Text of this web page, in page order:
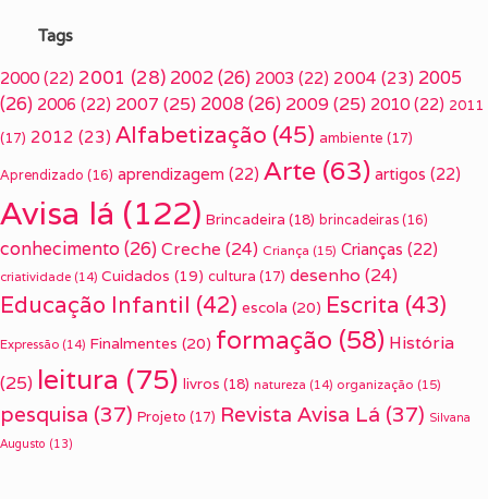
Tags
2000 (22) 2001 (28) 2002(26) 2003 (22) 2004 (23) 2005
(26) 2006 (22) 2007 (25) 2008(26) 2009(25) 2010 (22) 2011
(17) 2012 (23) Alfabetização (45) ambiente (17)
Aprendizado (16) aprendizagem (22) Arte (63) artigos (22)
Avisa lá (122) Brincadeira (18) brincadeiras (16)
conhecimento(26) Creche (24) Criança (15) Crianças (22)
criatividade (14) Cuidados (19) cultura (17) desenho (24)
Educação Infantil (42) escola (20) Escrita (43)
Expressão (14) Finalmentes (20) formação (58) História
(25) leitura (75) livros (18) natureza (14) organização (15)
pesquisa (37) Projeto (17) Revista Avisa Lá (37) Silvana
Augusto (13)